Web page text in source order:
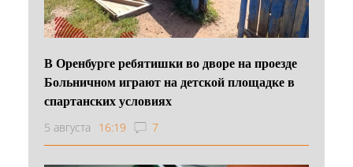
В Оренбурге ребятишки во дворе на проезде
Больничном играют на детской площадке в
спартанских условиях
5 августа 16:19 7